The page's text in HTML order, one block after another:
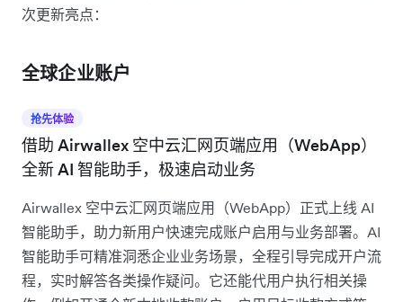
次更新亮点：
全球企业账户
抢先体验
借助 Airwallex 空中云汇网页端应用（WebApp）
全新 AI 智能助手，极速启动业务
Airwallex 空中云汇网页端应用（WebApp）正式上线 AI
智能助手，助力新用户快速完成账户启用与业务部署。AI
智能助手可精准洞悉企业业务场景，全程引导完成开户流
程，实时解答各类操作疑问。它还能代用户执行相关操